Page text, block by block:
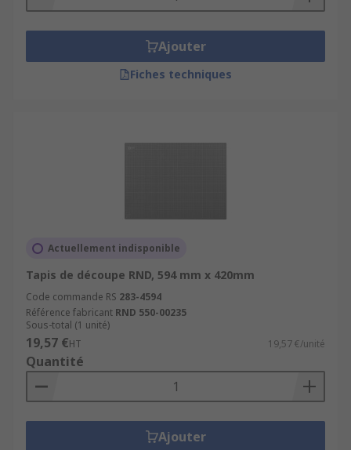
Ajouter
Fiches techniques
Actuellement indisponible
Tapis de découpe RND, 594 mm x 420mm
Code commande RS 283-4594
Référence fabricant RND 550-00235
Sous-total (1 unité)
19,57 €HT 19,57 €/unité
Quantité
Ajouter